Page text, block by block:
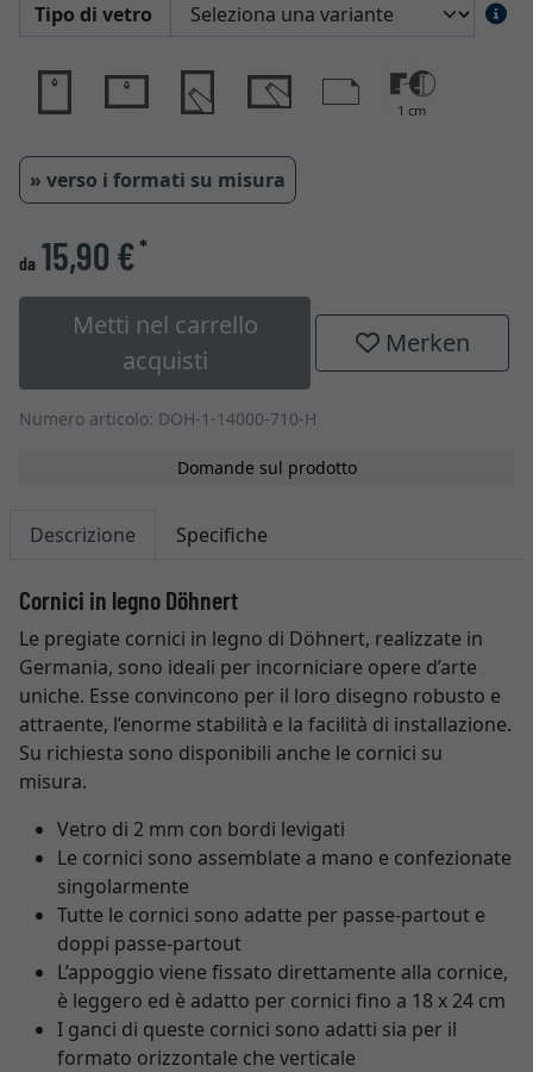
Tipo di vetro
1 cm
» verso i formati su misura
da 15,90 €*
Metti nel carrello
acquisti
Merken
Numero articolo: DOH-1-14000-710-H
Domande sul prodotto
Descrizione Specifiche
Cornici in legno Döhnert
Le pregiate cornici in legno di Döhnert, realizzate in
Germania, sono ideali per incorniciare opere d’arte
uniche. Esse convincono per il loro disegno robusto e
attraente, l’enorme stabilità e la facilità di installazione.
Su richiesta sono disponibili anche le cornici su
misura.
Vetro di 2 mm con bordi levigati
Le cornici sono assemblate a mano e confezionate
singolarmente
Tutte le cornici sono adatte per passe-partout e
doppi passe-partout
L’appoggio viene fissato direttamente alla cornice,
è leggero ed è adatto per cornici fino a 18 x 24 cm
I ganci di queste cornici sono adatti sia per il
formato orizzontale che verticale